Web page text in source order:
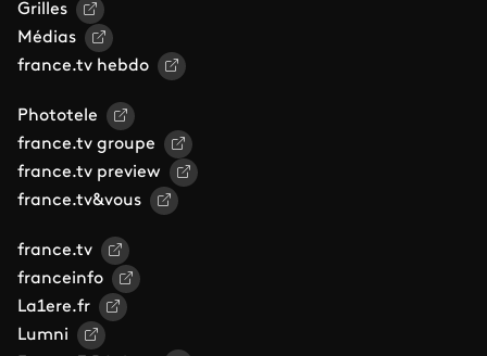
Grilles
Médias
france.tv hebdo
Phototele
france.tv groupe
france.tv preview
france.tv&vous
france.tv
franceinfo
La1ere.fr
Lumni